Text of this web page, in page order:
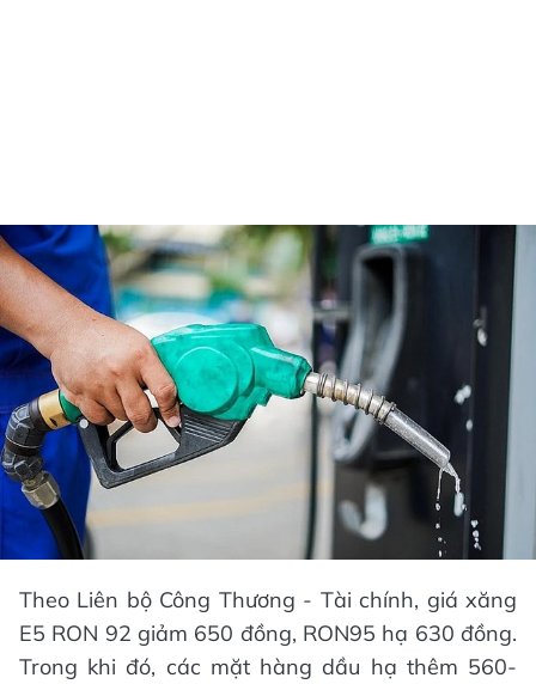
Theo Liên bộ Công Thương - Tài chính, giá xăng
E5 RON 92 giảm 650 đồng, RON95 hạ 630 đồng.
Trong khi đó, các mặt hàng dầu hạ thêm 560-